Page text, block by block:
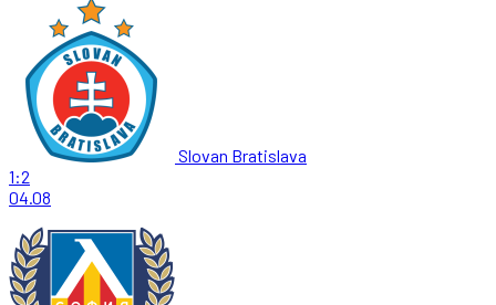
Slovan Bratislava
1:2
04.08